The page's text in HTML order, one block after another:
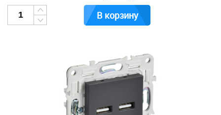
В корзину